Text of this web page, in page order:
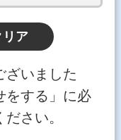
ざいました
をする」に必
さい。